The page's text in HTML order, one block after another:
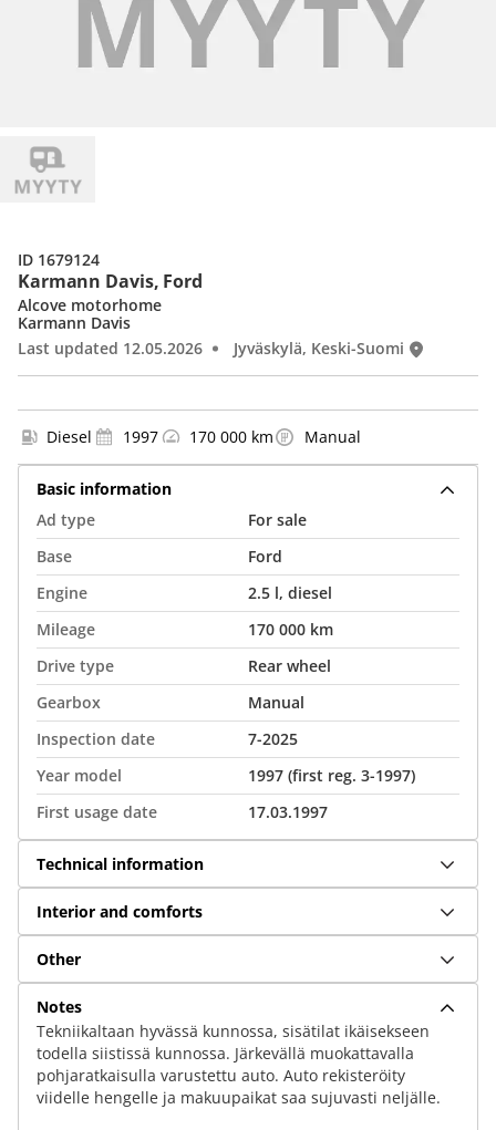
Karmann Davis, Ford
Alcove motorhome
Karmann Davis
Last updated 12.05.2026
Jyväskylä, Keski-Suomi
ID 1679124
Diesel 1997 170 000 km Manual
Basic information
Ad type
For sale
Base
Ford
Engine
2.5 l, diesel
Mileage
170 000 km
Drive type
Rear wheel
Gearbox
Manual
Inspection date
7-2025
Year model
1997 (first reg. 3-1997)
First usage date
17.03.1997
Technical information
Interior and comforts
Other
Notes
Tekniikaltaan hyvässä kunnossa, sisätilat ikäisekseen
todella siistissä kunnossa. Järkevällä muokattavalla
pohjaratkaisulla varustettu auto. Auto rekisteröity
viidelle hengelle ja makuupaikat saa sujuvasti neljälle.